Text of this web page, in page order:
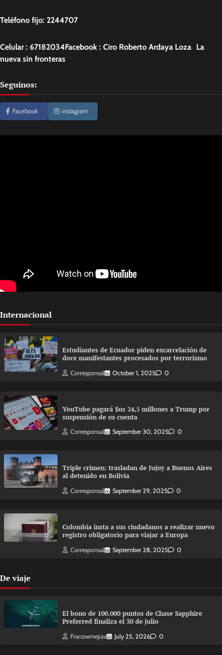
Teléfono fijo: 2244707
Celular : 67182034Facebook : Ciro Roberto Ardaya Loza La
nueva sin fronteras
Seguinos:
Facebook instagram
Internacional
Estudiantes de Ecuador piden excarcelación de
doce manifestantes procesados por terrorismo
Corresponsal October 1, 2025 0
YouTube pagará $us 24,5 millones a Trump por
suspensión de su cuenta
Corresponsal September 30, 2025 0
Triple crimen: trasladan de Jujuy a Buenos Aires
al detenido en Bolivia
Corresponsal September 29, 2025 0
Colombia insta a sus ciudadanos a realizar nuevo
registro obligatorio para viajar a Europa
Corresponsal September 28, 2025 0
De viaje
El bono de 100.000 puntos de Chase Sapphire
Preferred finaliza el 30 de julio
Franzwmejiav July 25, 2026 0